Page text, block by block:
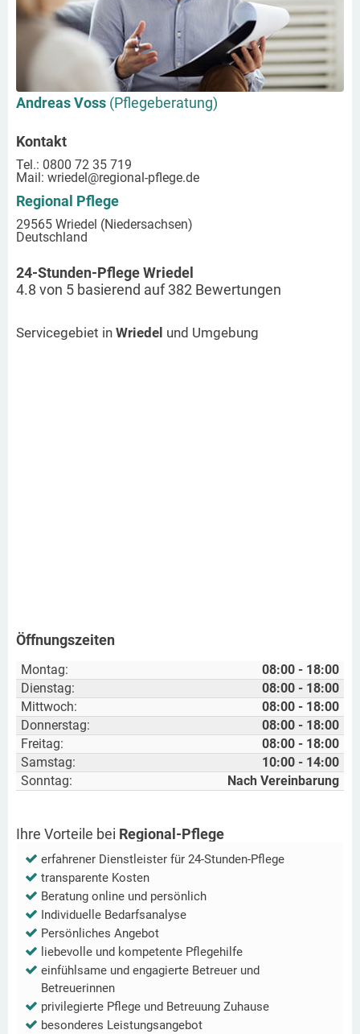
Andreas Voss (Pflegeberatung)
Kontakt
Tel.: 0800 72 35 719
Mail: wriedel@regional-pflege.de
Regional Pflege
29565 Wriedel (Niedersachsen)
Deutschland
24-Stunden-Pflege Wriedel
4.8 von 5 basierend auf382 Bewertungen
Servicegebiet in Wriedel und Umgebung
Öffnungszeiten
Montag:
08:00 - 18:00
Dienstag:
08:00 - 18:00
Mittwoch:
08:00 - 18:00
Donnerstag:
08:00 - 18:00
Freitag:
08:00 - 18:00
Samstag:
10:00 - 14:00
Sonntag:
Nach Vereinbarung
Ihre Vorteile bei Regional-Pflege
erfahrener Dienstleister für 24-Stunden-Pflege
transparente Kosten
Beratung online und persönlich
Individuelle Bedarfsanalyse
Persönliches Angebot
liebevolle und kompetente Pflegehilfe
einfühlsame und engagierte Betreuer und
Betreuerinnen
privilegierte Pflege und Betreuung Zuhause
besonderes Leistungsangebot